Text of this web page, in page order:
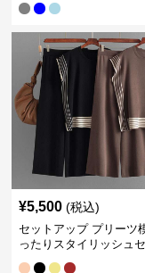
¥5,500 (税込)
セットアップ プリーツ
ったりスタイリッシュ